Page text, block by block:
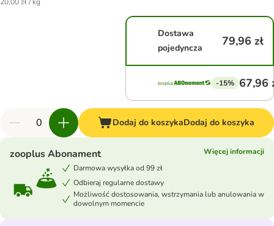
Dostawa
pojedyncza
79,96 zł
-15% 67,96
Dodaj do koszykaDodaj do koszyka
zooplus Abonament
Więcej informacji
Darmowa wysyłka od 99 zł
Odbieraj regularne dostawy
Możliwość dostosowania, wstrzymania lub anulowania w
dowolnym momencie